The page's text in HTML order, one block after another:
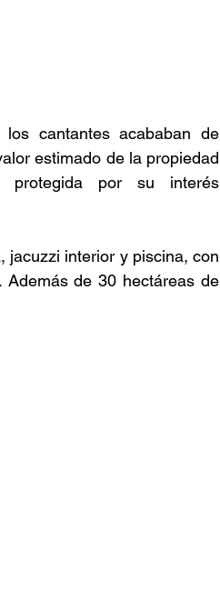
cantantes acababan de
estimado de la propiedad
protegida por su interés
jacuzzi interior y piscina, con
Además de 30 hectáreas de